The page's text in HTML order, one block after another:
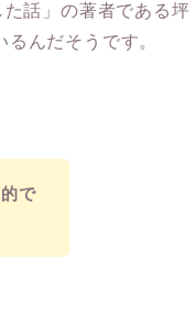
話」の著者である坪
んだそうです。
で